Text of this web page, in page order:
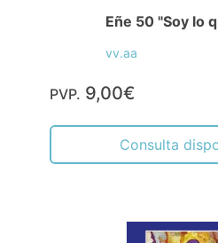
Eñe 50 "Soy lo
vv.aa
PVP. 9,00€
Consulta